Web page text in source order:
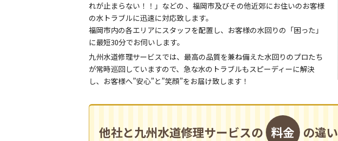
れが止まらない！！」などの 、福岡市及びその他近郊にお住いのお客様
の水トラブルに迅速に対応致します。
福岡市内の各エリアにスタッフを配置し、お客様の水回りの「困った」
に最短30分でお伺いします。
九州水道修理サービスでは、最高の品質を兼ね備えた水回りのプロたち
が常時巡回していますので、急な水のトラブルもスピーディーに解決
し、お客様へ”安心”と”笑顔”をお届け致します！
他社と九州水道修理サービスの 料金 の違い